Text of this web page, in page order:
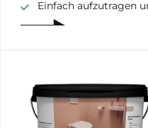
Einfach aufzutragen